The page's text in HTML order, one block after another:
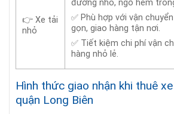
👉 Xe tải
nhỏ
đường nhỏ, ngõ hẻm
✅ Phù hợp với vận
gọn, giao hàng tận nơi.
✅ Tiết kiệm chi phí vận
hàng nhỏ lẻ.
Hình thức giao nhận khi thuê
quận Long Biên